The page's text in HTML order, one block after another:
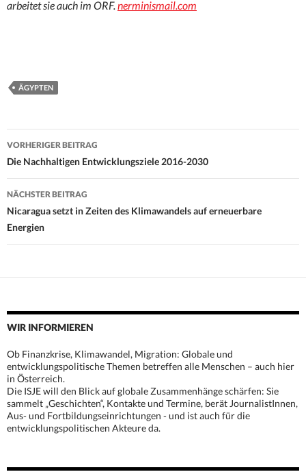
arbeitet sie auch im ORF.nerminismail.com
ÄGYPTEN
Beitrags-
Navigation
VORHERIGER BEITRAG
Die Nachhaltigen Entwicklungsziele 2016-2030
NÄCHSTER BEITRAG
Nicaragua setzt in Zeiten des Klimawandels auf erneuerbare
Energien
WIR INFORMIEREN
Ob Finanzkrise, Klimawandel, Migration: Globale und
entwicklungspolitische Themen betreffen alle Menschen – auch hier
in Österreich.
Die ISJE will den Blick auf globale Zusammenhänge schärfen: Sie
sammelt „Geschichten“, Kontakte und Termine, berät JournalistInnen,
Aus- und Fortbildungseinrichtungen - und ist auch für die
entwicklungspolitischen Akteure da.